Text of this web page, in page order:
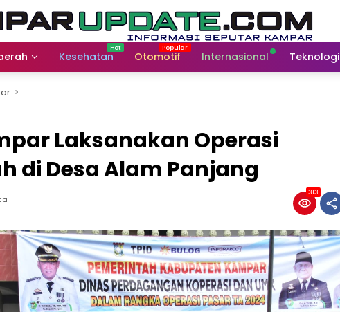
Kesehatan Otomotif Internasional Teknologi
Laksanakan Operasi
di Desa Alam Panjang
313